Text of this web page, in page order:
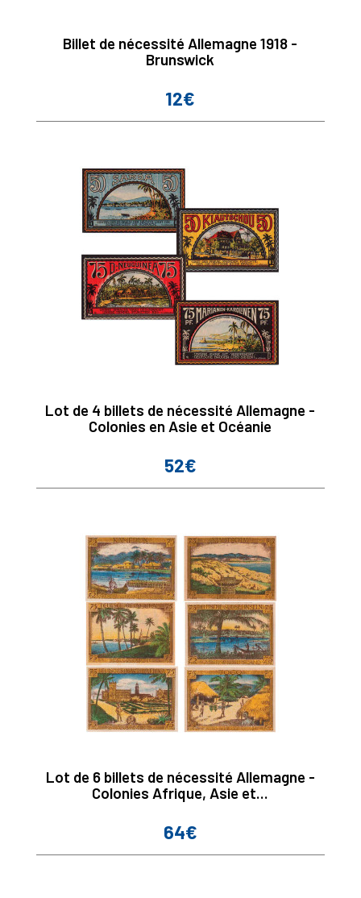
Billet de nécessité Allemagne 1918 -
Brunswick
Prix
12€
Lot de 4 billets de nécessité Allemagne -
Colonies en Asie et Océanie
Prix
52€
Lot de 6 billets de nécessité Allemagne -
Colonies Afrique, Asie et...
Prix
64€